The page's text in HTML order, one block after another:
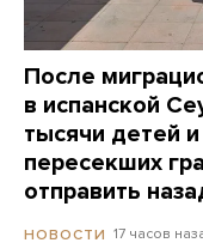
После
в испанской
тысячи детей
пересекших
отправить
НОВОСТИ 17 часов